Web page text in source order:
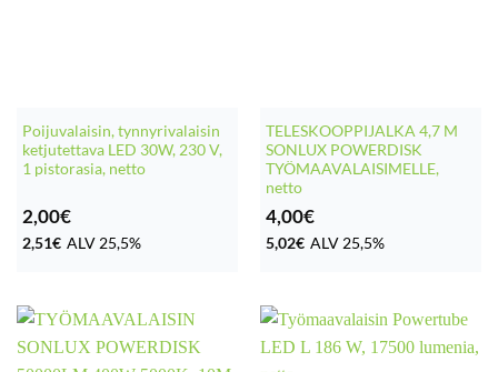
Poijuvalaisin, tynnyrivalaisin
ketjutettava LED 30W, 230 V,
1 pistorasia, netto
2,00€
2,51€ ALV 25,5%
TELESKOOPPIJALKA 4,7 M
SONLUX POWERDISK
TYÖMAAVALAISIMELLE,
netto
4,00€
5,02€ ALV 25,5%